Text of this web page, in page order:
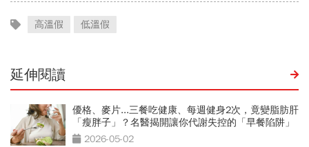
高溫假 低溫假
延伸閱讀
優格、麥片...三餐吃健康、每週健身2次，竟變脂肪肝
「瘦胖子」？名醫揭開讓你代謝失控的「早餐陷阱」
2026-05-02